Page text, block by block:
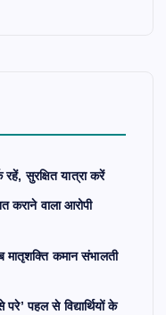
सुरक्षित यात्रा करें
कराने वाला आरोपी
मातृशक्ति कमान संभालती
पहल से विद्यार्थियों के